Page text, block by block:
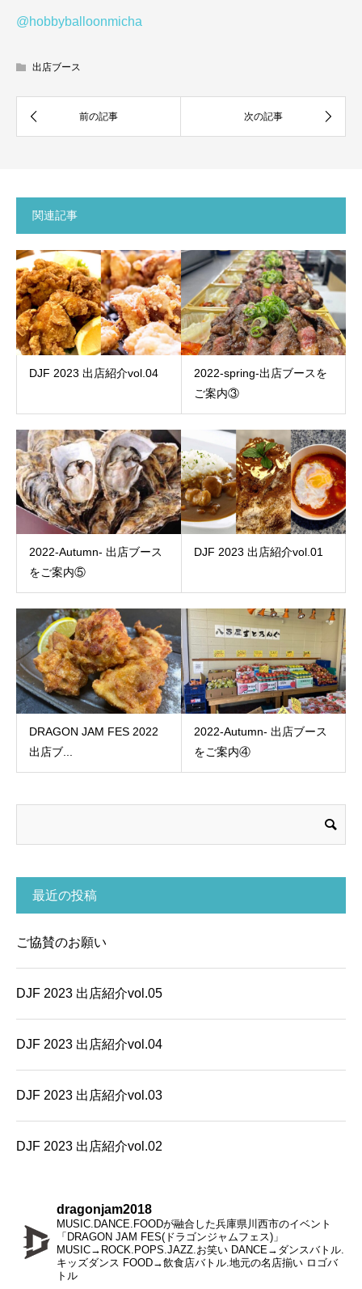
@hobbyballoonmicha
出店ブース
関連記事
DJF 2023 出店紹介vol.04
2022-spring-出店ブースを
ご案内③
2022-Autumn- 出店ブース
をご案内⑤
DJF 2023 出店紹介vol.01
DRAGON JAM FES 2022
出店ブ...
2022-Autumn- 出店ブース
をご案内④
最近の投稿
ご協賛のお願い
DJF 2023 出店紹介vol.05
DJF 2023 出店紹介vol.04
DJF 2023 出店紹介vol.03
DJF 2023 出店紹介vol.02
dragonjam2018
MUSIC.DANCE.FOODが融合した兵庫県川西市のイベント
「DRAGON JAM FES(ドラゴンジャムフェス)」
MUSIC→ROCK.POPS.JAZZ.お笑い DANCE→ダンスバトル.
キッズダンス FOOD→飲食店バトル.地元の名店揃い ロゴバ
トル